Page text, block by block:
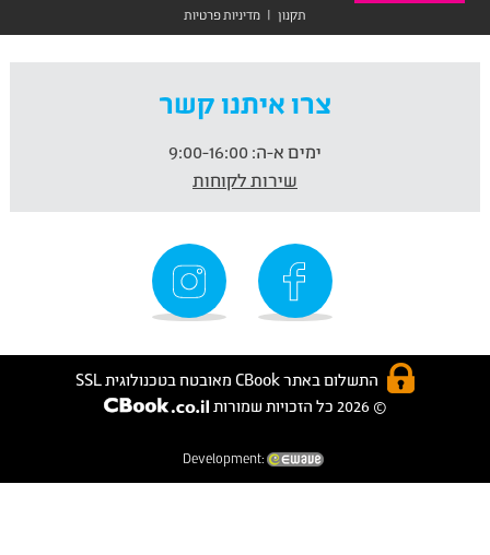
תקנון | מדיניות פרטיות
צרו איתנו קשר
ימים א-ה:
שירות לקוחות
התשלום באתר CBook מאובטח בטכנולוגית SSL
© 2026 כל הזכויות שמורות
Development: